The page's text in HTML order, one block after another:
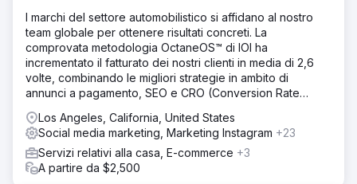
I marchi del settore automobilistico si affidano al nostro
team globale per ottenere risultati concreti. La
comprovata metodologia OctaneOS™ di IOI ha
incrementato il fatturato dei nostri clienti in media di 2,6
volte, combinando le migliori strategie in ambito di
annunci a pagamento, SEO e CRO (Conversion Rate
Los Angeles, California, United States
Social media marketing, Marketing Instagram +23
Servizi relativi alla casa, E-commerce +3
A partire da $2,500